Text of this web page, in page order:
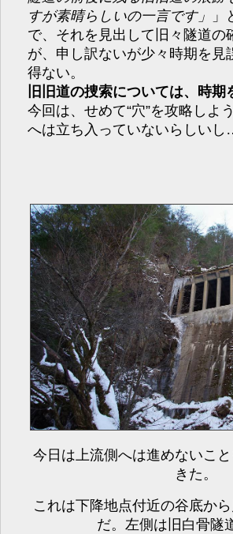
すが素晴らしいの一言です
」
で、それを見出して旧々隧道の
が、申し訳ないが少々時期を見
得ない。
旧旧道の捜索については、時期
今回は、せめて“穴”を攻略しよ
へは立ち入っていないらしいし
今日は上流側へは進めないこ
きた。
これは下降地点付近の谷底か
だ。左側は旧白骨隧